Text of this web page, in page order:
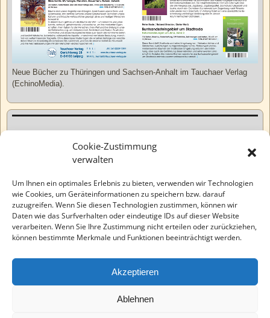
Cookie-Zustimmung
verwalten
Um Ihnen ein optimales Erlebnis zu bieten, verwenden wir Technologien
wie Cookies, um Geräteinformationen zu speichern bzw. darauf
zuzugreifen. Wenn Sie diesen Technologien zustimmen, können wir
Daten wie das Surfverhalten oder eindeutige IDs auf dieser Website
verarbeiten. Wenn Sie Ihre Zustimmung nicht erteilen oder zurückziehen,
können bestimmte Merkmale und Funktionen beeinträchtigt werden.
Akzeptieren
Ablehnen
Neue Bücher zu Thüringen und Sachsen-Anhalt im Tauchaer Verlag
(EchinoMedia).
Varia